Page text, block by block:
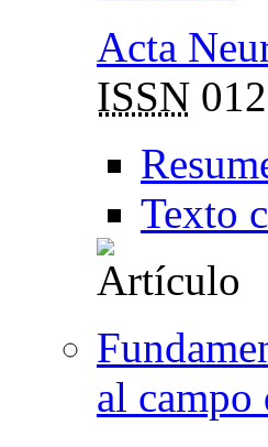
Acta
ISSN
Texto
al campo